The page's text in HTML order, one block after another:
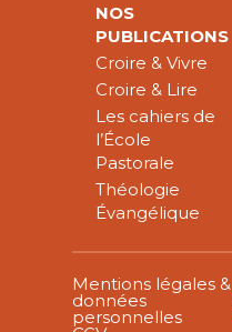
NOS
PUBLICATIONS
Croire & Vivre
Croire & Lire
Les cahiers de
l’École
Pastorale
Théologie
Évangélique
Mentions légales &
données
personnelles